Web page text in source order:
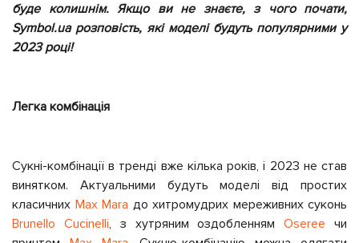
буде колишнім. Якщо ви не знаєте, з чого почати,
Symbol.ua розповість, які моделі будуть популярними у
2023 році!
Легка комбінація
Сукні-комбінації в тренді вже кілька років, і 2023 не став
винятком. Актуальними будуть моделі від простих
класичних Max Mara до хитромудрих мереживних суконь
Brunello Cucinelli, з хутряним оздобленнямOseree чи